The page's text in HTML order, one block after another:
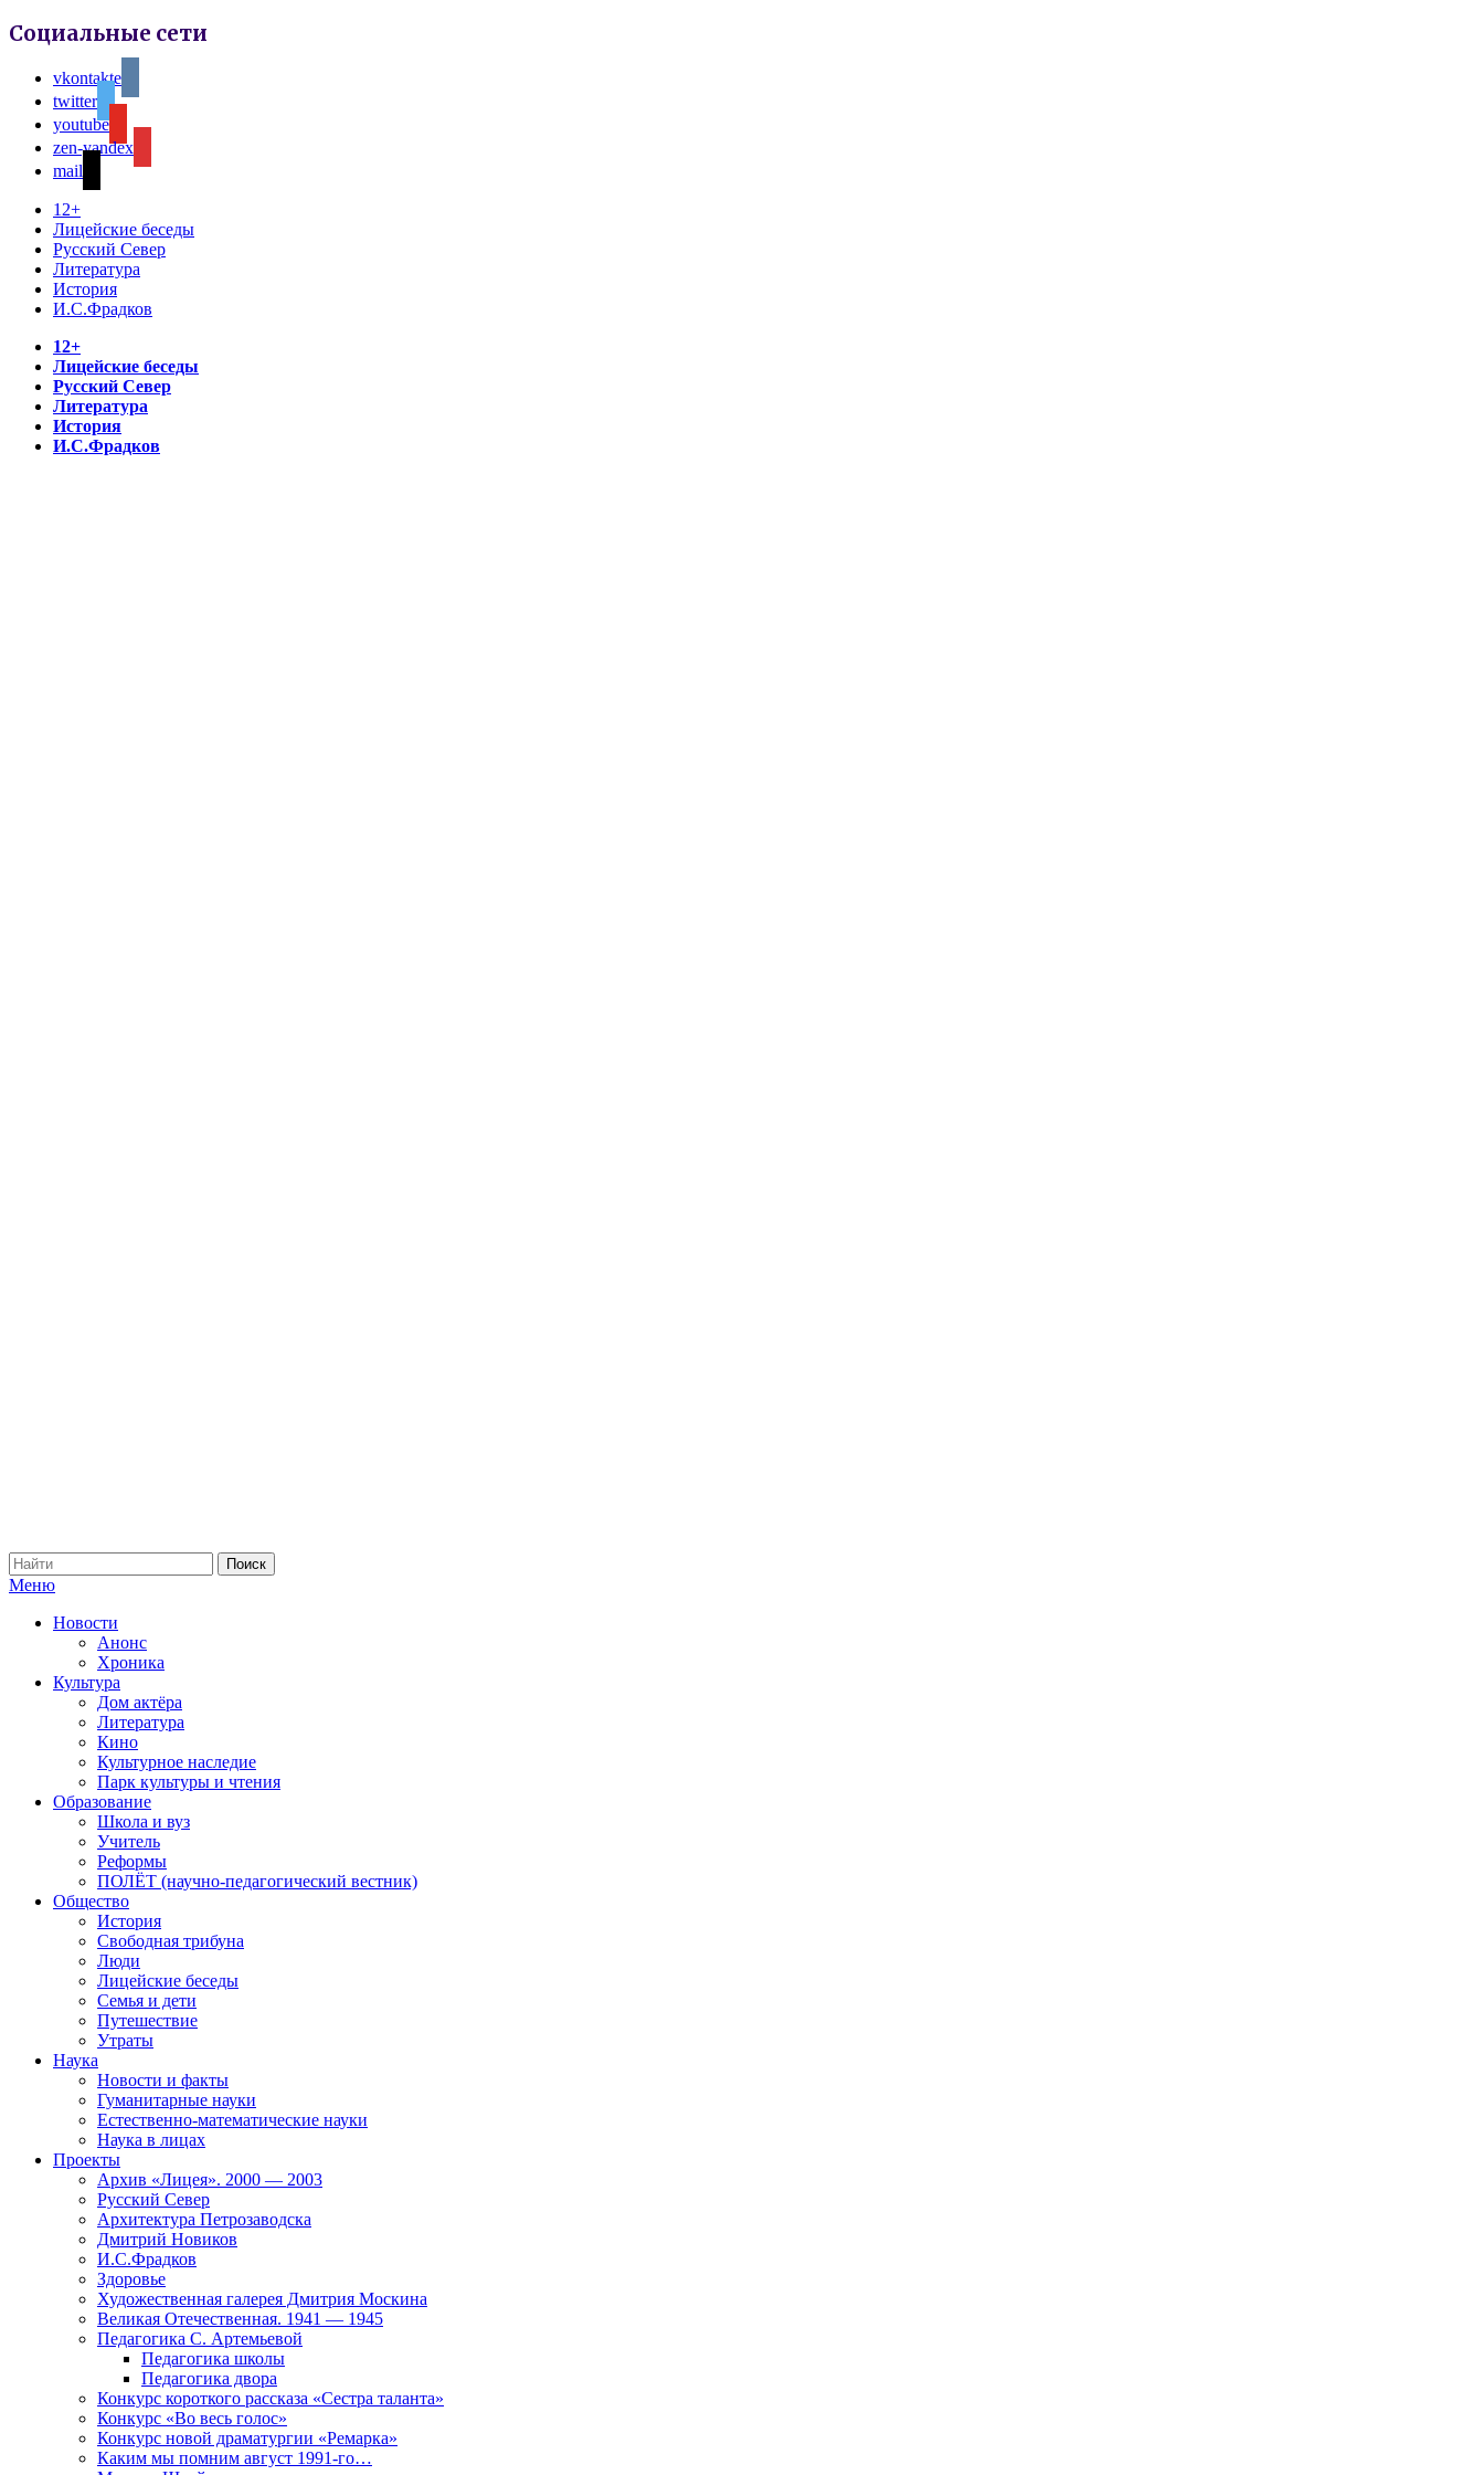
Социальные сети
vkontakte
twitter
youtube
zen-yandex
mail
12+
Лицейские беседы
Русский Север
Литература
История
И.С.Фрадков
12+
Лицейские беседы
Русский Север
Литература
История
И.С.Фрадков
Меню
Новости
Анонс
Хроника
Культура
Дом актёра
Литература
Кино
Культурное наследие
Парк культуры и чтения
Образование
Школа и вуз
Учитель
Реформы
ПОЛЁТ (научно-педагогический вестник)
Общество
История
Свободная трибуна
Люди
Лицейские беседы
Семья и дети
Путешествие
Утраты
Наука
Новости и факты
Гуманитарные науки
Естественно-математические науки
Наука в лицах
Проекты
Архив «Лицея». 2000 — 2003
Русский Север
Архитектура Петрозаводска
Дмитрий Новиков
И.С.Фрадков
Здоровье
Художественная галерея Дмитрия Москина
Великая Отечественная. 1941 — 1945
Педагогика С. Артемьевой
Педагогика школы
Педагогика двора
Конкурс короткого рассказа «Сестра таланта»
Конкурс «Во весь голос»
Конкурс новой драматургии «Ремарка»
Каким мы помним август 1991-го…